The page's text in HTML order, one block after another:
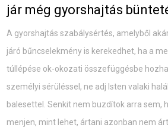
jár még gyorshajtás
A gyorshajtás szabálysértés, amelyből
járó bűncselekmény is kerekedhet, ha a
túllépése ok-okozati összefüggésbe
személyi sérüléssel, ne adj Isten valaki
balesettel. Senkit nem buzdítok arra sem,
menjen, mint lehet, ártani azonban nem